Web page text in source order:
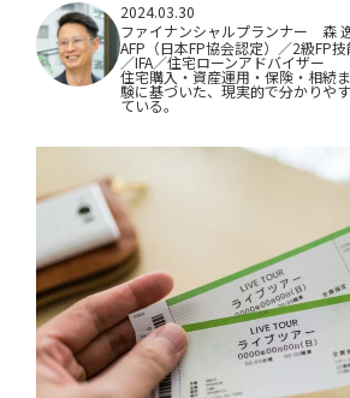
2024.03.30
ファイナンシャルプランナー 森
AFP（日本FP協会認定）／2級FP
／IFA／住宅ローンアドバイザー
住宅購入・資産運用・保険・相続
験に基づいた、現実的で分かりや
ている。